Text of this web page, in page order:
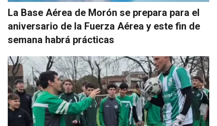
La Base Aérea de Morón se prepara para el
aniversario de la Fuerza Aérea y este fin de
semana habrá prácticas